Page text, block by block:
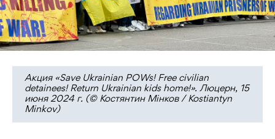
Акция «Save Ukrainian POWs! Free civilian
detainees! Return Ukrainian kids home!». Люцерн, 15
июня 2024 г. (© Костянтин Мінков / Kostiantyn
Minkov)